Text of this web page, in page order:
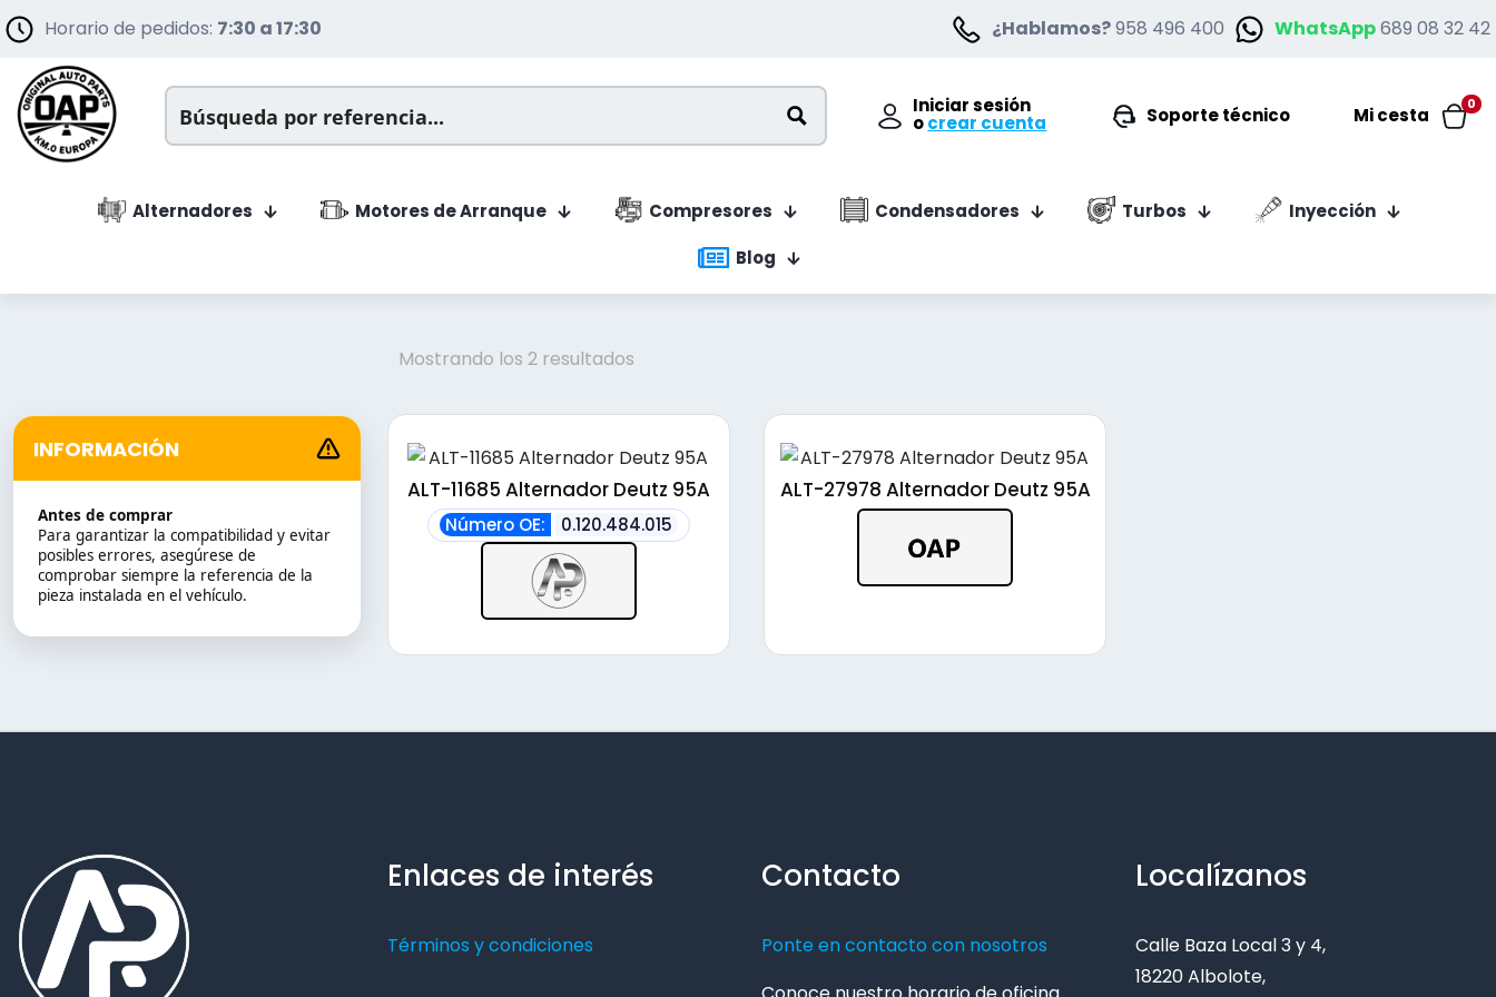
Horario de pedidos: 7:30 a 17:30 ¿Hablamos?958 496 400 WhatsApp689 08 32 42
Iniciar sesión
ocrear cuenta Soporte técnico
0
Mi cesta
Alternadores Motores de Arranque Compresores Condensadores Turbos
Inyección
Blog
INFORMACIÓN
Antes de comprar
Para garantizar la compatibilidad y evitar
posibles errores, asegúrese de
comprobar siempre la referencia de la
pieza instalada en el vehículo.
Mostrando los 2 resultadosOrdenado
precio:
bajo
a
alto
ALT-11685 Alternador Deutz 95A
Número OE: 0.120.484.015
ALT-27978 Alternador Deutz 95A
Enlaces de interés
Términos y condiciones
Contacto
Ponte en contacto con nosotros
Localízanos
Calle Baza Local 3 y 4,
18220 Albolote,